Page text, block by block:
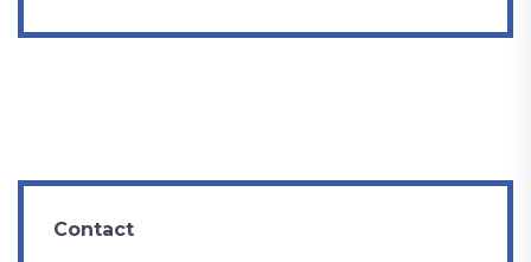
Contact